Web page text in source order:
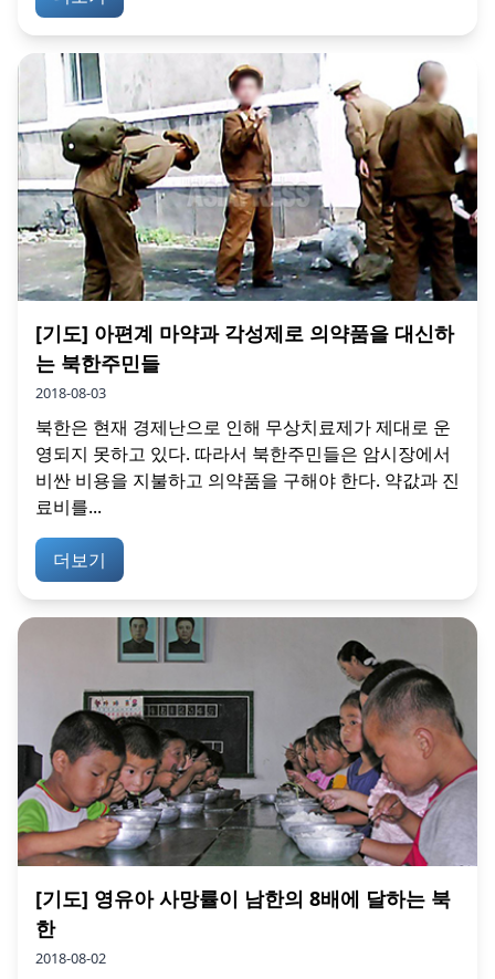
[기도] 아편계 마약과 각성제로 의약품을 대신하
는 북한주민들
2018-08-03
북한은 현재 경제난으로 인해 무상치료제가 제대로 운
영되지 못하고 있다. 따라서 북한주민들은 암시장에서
비싼 비용을 지불하고 의약품을 구해야 한다. 약값과 진
료비를...
더보기
[기도] 영유아 사망률이 남한의 8배에 달하는 북
한
2018-08-02